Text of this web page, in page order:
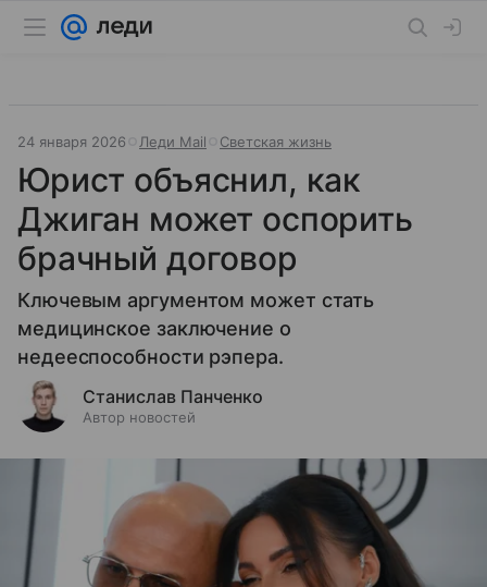
24 января 2026 Леди Mail Светская жизнь
Юрист объяснил, как
Джиган может оспорить
брачный договор
Ключевым аргументом может стать
медицинское заключение о
недееспособности рэпера.
Станислав Панченко
Автор новостей